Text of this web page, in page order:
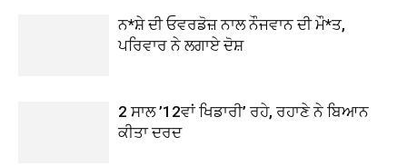
ਨ*ਸ਼ੇ ਦੀ ਓਵਰਡੋਜ਼ ਨਾਲ ਨੌਜਵਾਨ ਦੀ ਮੌ*ਤ,
ਪਰਿਵਾਰ ਨੇ ਲਗਾਏ ਦੋਸ਼
2 ਸਾਲ ’12ਵਾਂ ਖਿਡਾਰੀ’ ਰਹੇ, ਰਹਾਣੇ ਨੇ ਬਿਆਨ
ਕੀਤਾ ਦਰਦ